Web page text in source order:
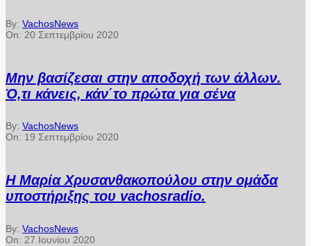
By: VachosNews
On: 20 Σεπτεμβρίου 2020
Μην βασίζεσαι στην αποδοχή των άλλων.
Ό,τι κάνεις, κάν΄το πρώτα για σένα
By: VachosNews
On: 19 Σεπτεμβρίου 2020
Η Μαρία Χρυσανθακοπούλου στην ομάδα
υποστήριξης του vachosradio.
By: VachosNews
On: 27 Ιουνίου 2020